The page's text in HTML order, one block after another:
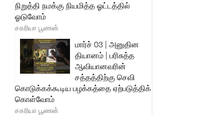
நிறுத்தி நமக்கு நியமித்த ஓட்டத்தில்
ஓடுவோம்
சகரியா பூணன்
மார்ச் 03 | அனுதின
தியானம் | பரிசுத்த
ஆவியானவரின்
சத்தத்திற்கு செவி
கொடுக்கக்கூடிய பழக்கத்தை ஏற்படுத்திக்
கொள்வோம்
சகரியா பூணன்